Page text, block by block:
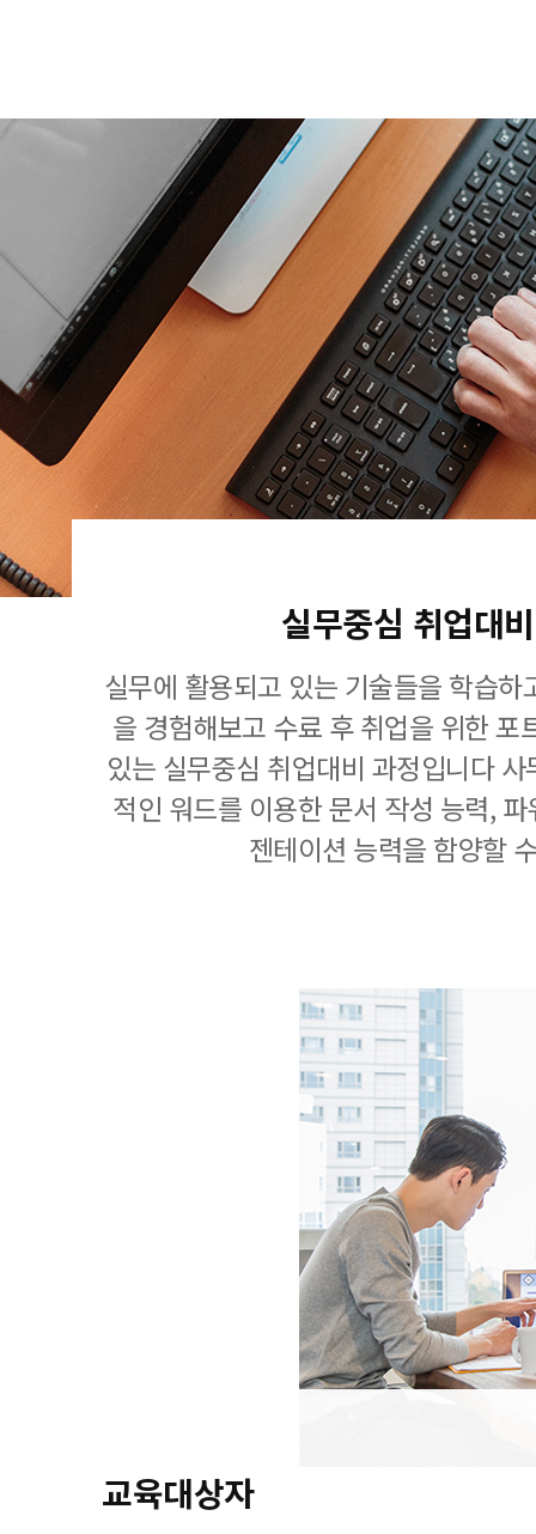
실무중심 취업대
실무에 활용되고 있는 기술들을 학습
을 경험해보고 수료 후 취업을 위한 포
있는 실무중심 취업대비 과정입니다
적인 워드를 이용한 문서 작성 능력,
젠테이션 능력을 함양할
교육대상자